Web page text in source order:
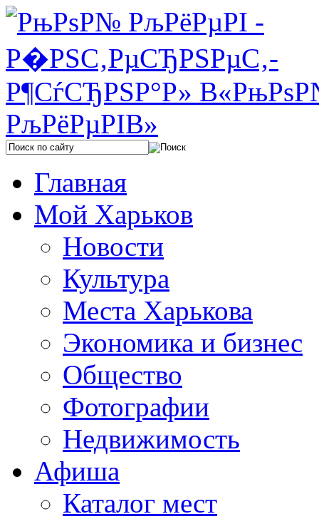
Главная
Мой Харьков
Новости
Культура
Места Харькова
Экономика и бизнес
Общество
Фотографии
Недвижимость
Афиша
Каталог мест